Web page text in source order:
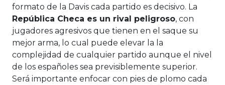
formato de la Davis cada partido es decisivo. La
República Checa es un rival peligroso, con
jugadores agresivos que tienen en el saque su
mejor arma, lo cual puede elevar la la
complejidad de cualquier partido aunque el nivel
de los españoles sea previsiblemente superior.
Será importante enfocar con pies de plomo cada